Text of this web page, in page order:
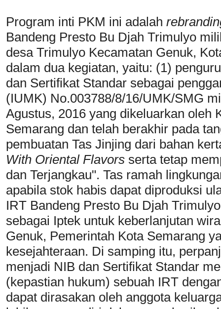
Program inti PKM ini adalah
Bandeng Presto Bu Djah Trimulyo
desa Trimulyo Kecamatan Genuk,
dalam dua kegiatan, yaitu: (1)
dan Sertifikat Standar sebagai
(IUMK) No.003788/8/16/UMK/SMG
Agustus, 2016 yang dikeluarkan oleh
Semarang dan telah berakhir pada
pembuatan Tas Jinjing dari bahan
With Oriental Flavors serta tetap
dan Terjangkau". Tas ramah
apabila stok habis dapat diproduksi
IRT Bandeng Presto Bu Djah
sebagai Iptek untuk keberlanjutan
Genuk, Pemerintah Kota Semarang
kesejahteraan. Di samping itu,
menjadi NIB dan Sertifikat Standar
(kepastian hukum) sebuah IRT
dapat dirasakan oleh anggota